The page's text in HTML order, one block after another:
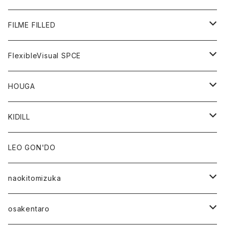
GOODS
BOTTOMS
GOODS
OUTER
TOPS
BOTTOMS
GOODS
FILME FILLED
OUTER
TOPS
BOTTOMS
GOODS
FlexibleVisual SPCE
TOPS
GOODS
HOUGA
OUTER
TOPS
BOTTOMS
GOODS
KIDILL
OUTER
TOPS
BOTTOMS
LEO GON'DO
naokitomizuka
OUTER
osakentaro